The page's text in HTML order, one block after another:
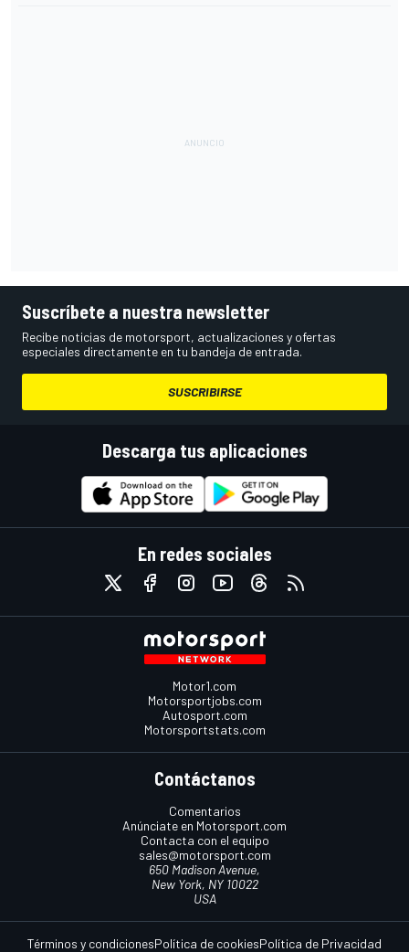
Suscríbete a nuestra newsletter
Recibe noticias de motorsport, actualizaciones y ofertas
especiales directamente en tu bandeja de entrada.
SUSCRIBIRSE
Descarga tus aplicaciones
En redes sociales
Motor1.com
Motorsportjobs.com
Autosport.com
Motorsportstats.com
Contáctanos
Comentarios
Anúnciate en Motorsport.com
Contacta con el equipo
sales@motorsport.com
650 Madison Avenue,
New York, NY 10022
USA
Términos y condicionesPolítica de cookiesPolítica de Privacidad